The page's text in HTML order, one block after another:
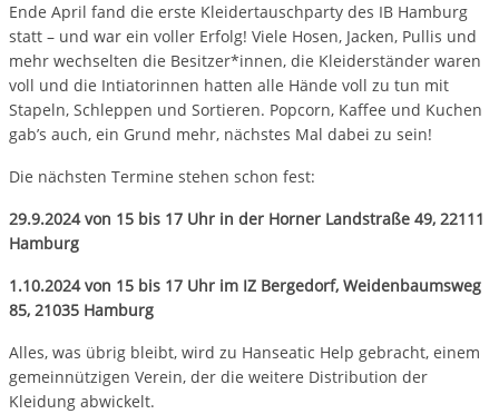
Ende April fand die erste Kleidertauschparty des IB Hamburg
statt – und war ein voller Erfolg! Viele Hosen, Jacken, Pullis und
mehr wechselten die Besitzer*innen, die Kleiderständer waren
voll und die Intiatorinnen hatten alle Hände voll zu tun mit
Stapeln, Schleppen und Sortieren. Popcorn, Kaffee und Kuchen
gab’s auch, ein Grund mehr, nächstes Mal dabei zu sein!
Die nächsten Termine stehen schon fest:
29.9.2024 von 15 bis 17 Uhr in der Horner Landstraße 49, 22111
Hamburg
1.10.2024 von 15 bis 17 Uhr im IZ Bergedorf, Weidenbaumsweg
85, 21035 Hamburg
Alles, was übrig bleibt, wird zu Hanseatic Help gebracht, einem
gemeinnützigen Verein, der die weitere Distribution der
Kleidung abwickelt.